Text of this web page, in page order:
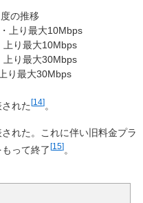
の推移
上り最大10Mbps
り最大10Mbps
り最大30Mbps
り最大30Mbps
された[14]
れた。これに伴い旧料金プラ
って終了[15]。